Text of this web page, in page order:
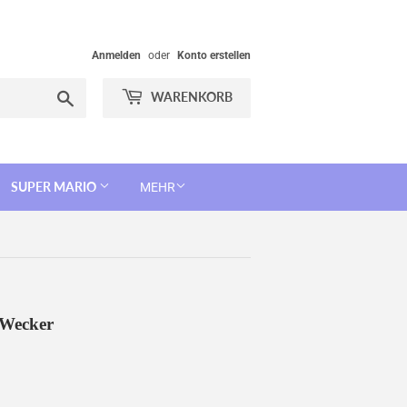
Anmelden oder Konto erstellen
WARENKORB
SUPER MARIO MEHR